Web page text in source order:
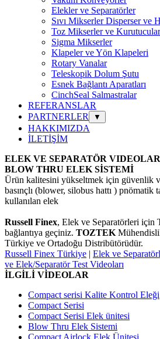
Elekler ve Separatörler
Sıvı Mikserler Disperser ve
Toz Mikserler ve Kurutucular
Sigma Mikserler
Klapeler ve Yön Klapeleri
Rotary Vanalar
Teleskopik Dolum Şutu
Esnek Bağlantı Aparatları
CinchSeal Salmastralar
REFERANSLAR
PARTNERLER
▼
HAKKIMIZDA
İLETİŞİM
ELEK VE SEPARATÖR
BLOW THRU ELEK SİSTEMİ
Ürün kalitesini yükseltmek için güvenlik
basınçlı (blower, silobus hattı ) pnömatik
kullanılan elek
Russell Finex, Elek ve Separatörleri
bağlantıya geçiniz. TOZTEK
Türkiye ve Ortadoğu Distribütörüdür.
Russell Finex Türkiye | Elek ve
ve Elek/Separatör Test Videoları
İLGİLİ VİDEOLAR
Compact serisi Kalite Kontrol Eleği
Compact Serisi
Compact Serisi Elek ünitesi
Blow Thru Elek Sistemi
Compact Airlock Elek Ünitesi